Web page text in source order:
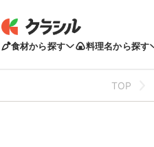
食材から探す 料理名から探す
TOP